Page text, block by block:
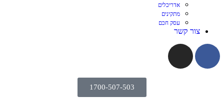
אדריכלים
מתקינים
עסק חכם
צור קשר
1700-507-503